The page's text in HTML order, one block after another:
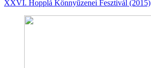
XXVI. Hopplá Könnyűzenei Fesztivál (2015)